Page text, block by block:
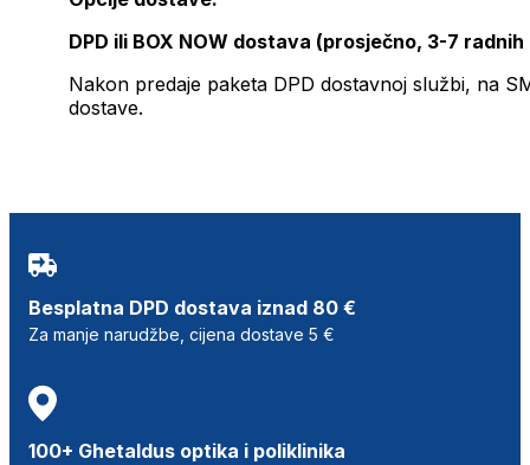
DPD ili BOX NOW dostava (prosječno, 3-7 radnih
Nakon predaje paketa DPD dostavnoj službi, na
dostave.
Besplatna DPD dostava iznad 80 €
Za manje narudžbe, cijena dostave 5 €
100+ Ghetaldus optika i poliklinika